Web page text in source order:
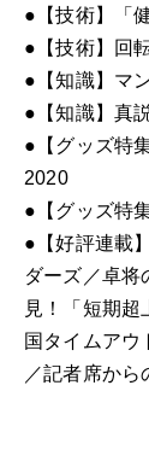
●【技術】「
●【技術】回
●【知識】マ
●【知識】真
●【グッズ特
2020
●【グッズ特
●【好評連載
ダーズ／卓将
見！「短期
国タイムアウ
／記者席から